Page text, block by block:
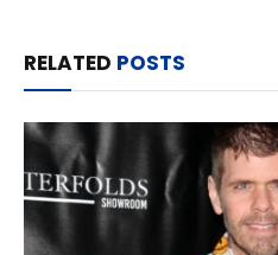
RELATED POSTS